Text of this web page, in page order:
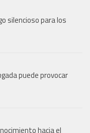
silencioso para los
puede provocar
hacia el